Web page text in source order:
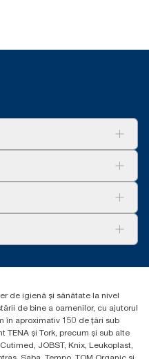
Hygiene
de igienă și sănătate la nivel
de bine a oamenilor, cu ajutorul
în aproximativ 150 de țări sub
și Tork, precum și sub alte
JOBST, Knix, Leukoplast,